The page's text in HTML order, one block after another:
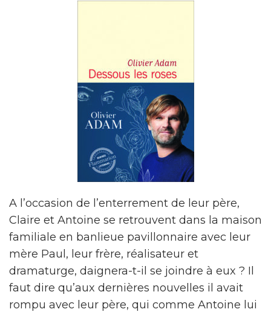
A l’occasion de l’enterrement de leur père,
Claire et Antoine se retrouvent dans la maison
familiale en banlieue pavillonnaire avec leur
mère Paul, leur frère, réalisateur et
dramaturge, daignera-t-il se joindre à eux ? Il
faut dire qu’aux dernières nouvelles il avait
rompu avec leur père, qui comme Antoine lui